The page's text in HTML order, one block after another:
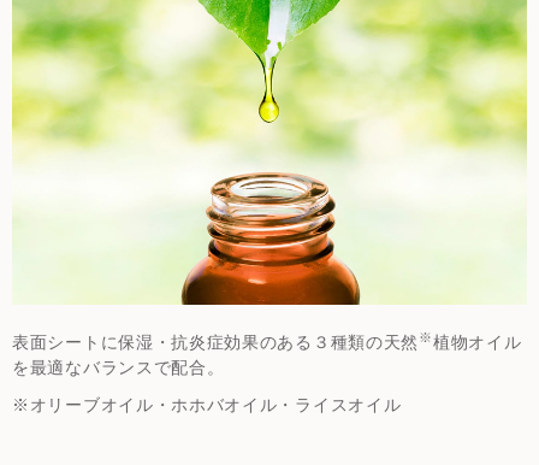
表面シートに保湿・抗炎症効果のある３種類の天然 ※植物オイル
を最適なバランスで配合。
※オリーブオイル・ホホバオイル・ライスオイル